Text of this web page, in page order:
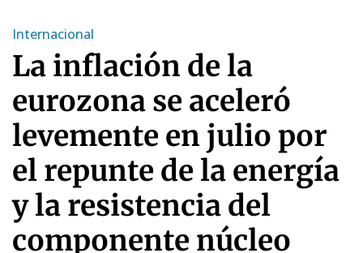
Internacional
La inflación de la
eurozona se aceleró
levemente en julio por
el repunte de la energía
y la resistencia del
componente núcleo